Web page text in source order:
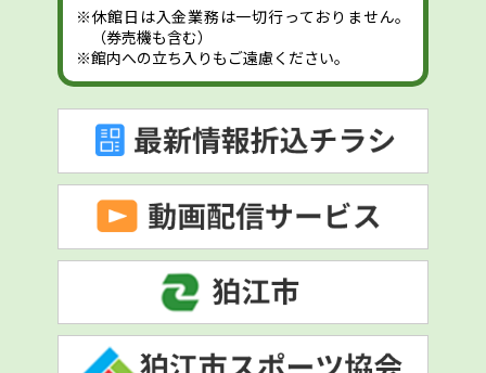
※休館日は入金業務は一切行っておりません。
（券売機も含む）
※館内への立ち入りもご遠慮ください。